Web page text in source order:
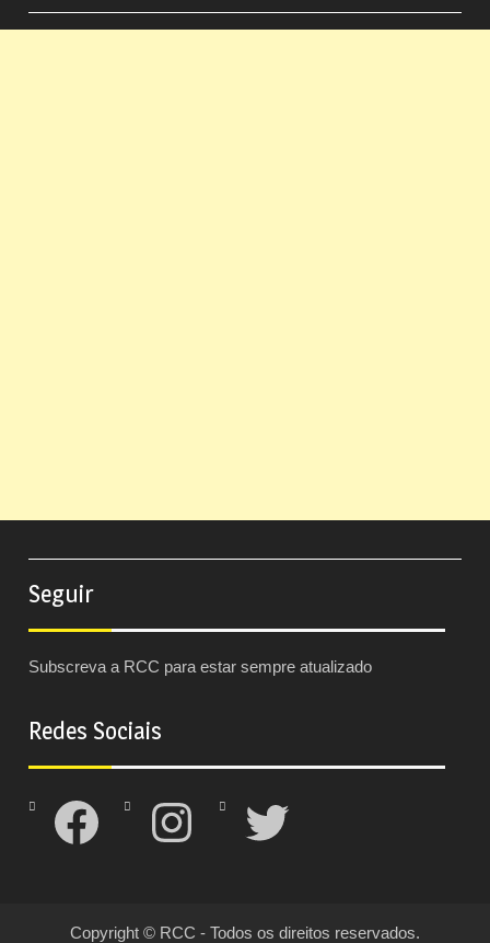
Seguir
Subscreva a RCC para estar sempre atualizado
Redes Sociais
Facebook Instagram Twitter
Copyright © RCC - Todos os direitos reservados.